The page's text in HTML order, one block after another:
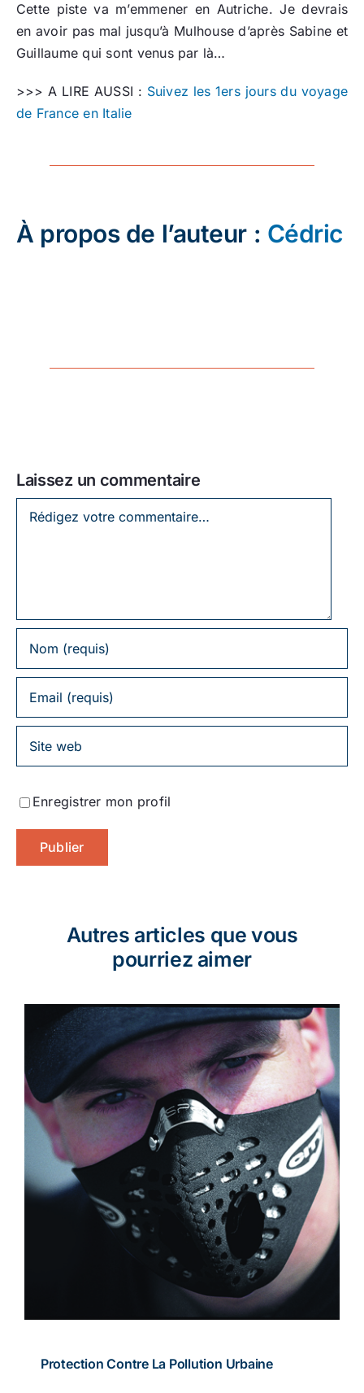
Cette piste va m’emmener en Autriche. Je devrais
en avoir pas mal jusqu’à Mulhouse d’après Sabine et
Guillaume qui sont venus par là…
>>> A LIRE AUSSI : Suivez les 1ers jours du voyage
de France en Italie
À propos de l’auteur : Cédric
Laissez un commentaire
Laissez
Enregistrer mon profil
Autres articles que vous
pourriez aimer
Protection Contre La Pollution Urbaine